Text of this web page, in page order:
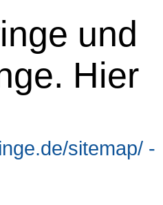
und
Hier
sitemap/ -